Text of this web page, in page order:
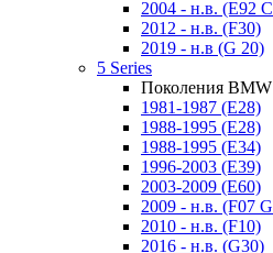
2004 - н.в. (E92
2012 - н.в. (F30)
2019 - н.в (G 20)
5 Series
Поколения BMW
1981-1987 (E28)
1988-1995 (E28)
1988-1995 (E34)
1996-2003 (E39)
2003-2009 (E60)
2009 - н.в. (F07
2010 - н.в. (F10)
2016 - н.в. (G30)